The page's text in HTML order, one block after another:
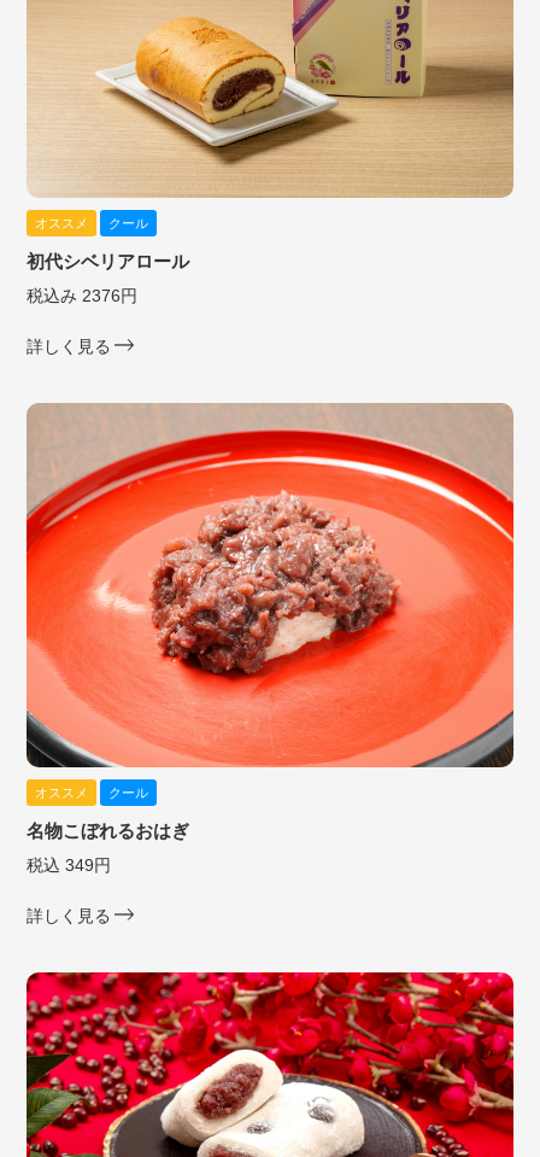
オススメ クール
初代シベリアロール
税込み 2376円
詳しく見る
オススメ クール
名物こぼれるおはぎ
税込 349円
詳しく見る